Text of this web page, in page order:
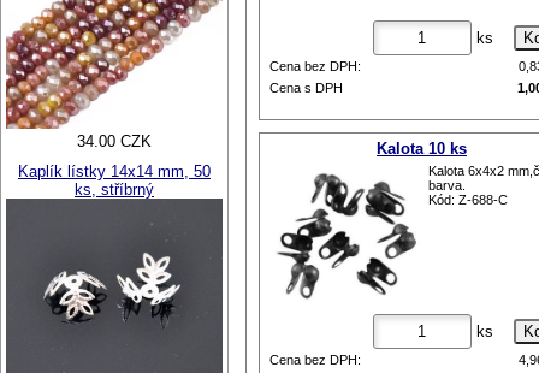
ks
Cena bez DPH:
Cena s DPH
Kalota 10 ks
Kalota 6x4x2
barva.
Kód: Z-688-C
ks
Cena bez DPH:
34.00 CZK
Kaplík lístky 14x14 mm, 50
ks, stříbrný